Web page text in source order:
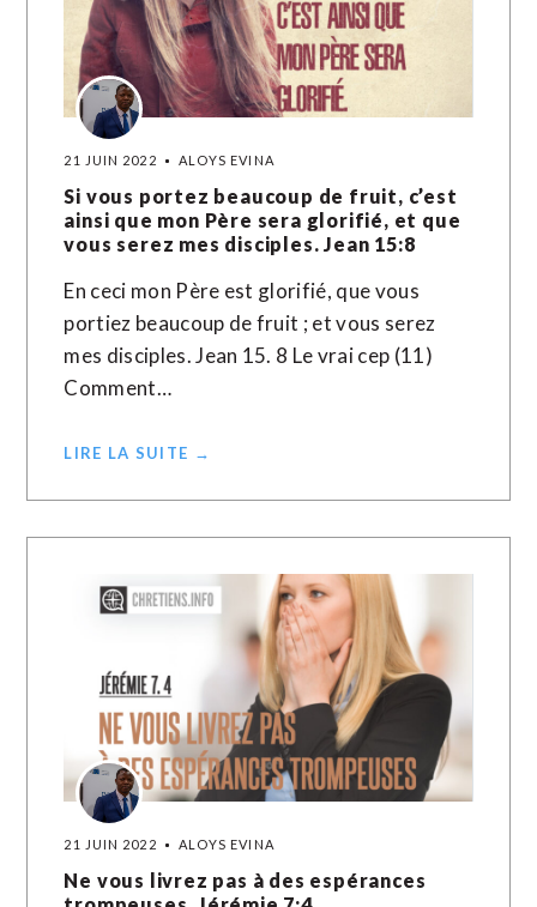
21 JUIN 2022 ALOYS EVINA
Si vous portez beaucoup de fruit, c’est
ainsi que mon Père sera glorifié, et que
vous serez mes disciples. Jean 15:8
En ceci mon Père est glorifié, que vous
portiez beaucoup de fruit ; et vous serez
mes disciples. Jean 15. 8 Le vrai cep (11)
Comment…
LIRE LA SUITE →
21 JUIN 2022 ALOYS EVINA
Ne vous livrez pas à des espérances